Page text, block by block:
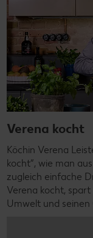
Verena kocht
Köchin Verena
kocht“, wie man
zugleich einfache
Verena kocht,
Umwelt und seinen